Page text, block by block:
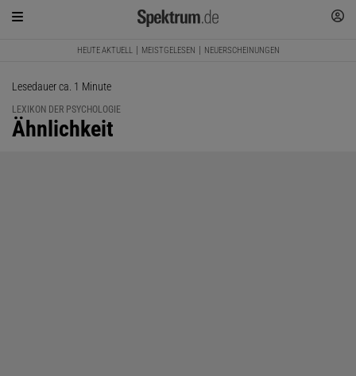
HEUTE AKTUELL MEISTGELESEN NEUERSCHEINUNGEN
Lesedauer ca. 1 Minute
LEXIKON DER PSYCHOLOGIE
:
Ähnlichkeit